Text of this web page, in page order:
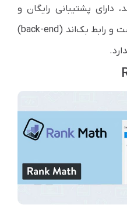
دارای پشتیبانی رایگان و
آنالیز (insight) محتوا است و رابط بک‌اند (back-end)